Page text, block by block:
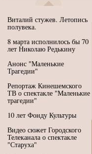
Виталий стужев. Летопись
полувека.
8 марта исполнилось бы 70
лет Николаю Редькину
Анонс "Маленькие
Трагедии"
Репортаж Кинешемского
ТВ о спектакле "Маленькие
трагедии"
10 лет Фонду Культуры
Видео сюжет Городского
Телеканала о спектакле
"Старуха"